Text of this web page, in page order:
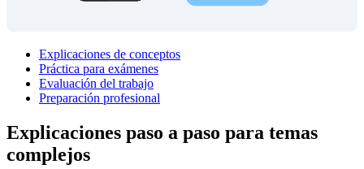
Explicaciones de conceptos
Práctica para exámenes
Evaluación del trabajo
Preparación profesional
Explicaciones paso a paso para temas
complejos